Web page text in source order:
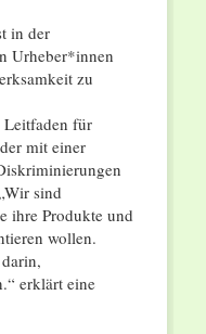
in der
Urheber*innen
zu
für
mit einer
sind
ihre Produkte und
wollen.
erklärt eine